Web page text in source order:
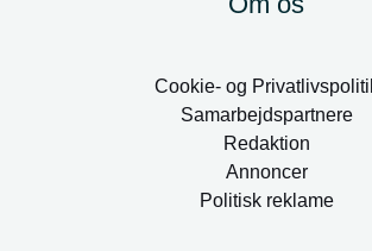
Cookie- og
Samarbejdspartnere
Redaktion
Annoncer
Politisk reklame